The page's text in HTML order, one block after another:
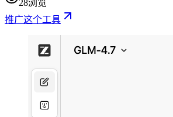
28浏览
推广这个工具